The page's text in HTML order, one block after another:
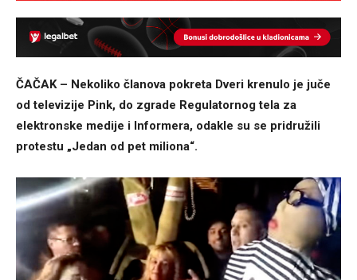
ČAČAK – Nekoliko članova pokreta Dveri krenulo je juče
od televizije Pink, do zgrade Regulatornog tela za
elektronske medije i Informera, odakle su se pridružili
protestu „Jedan od pet miliona“.